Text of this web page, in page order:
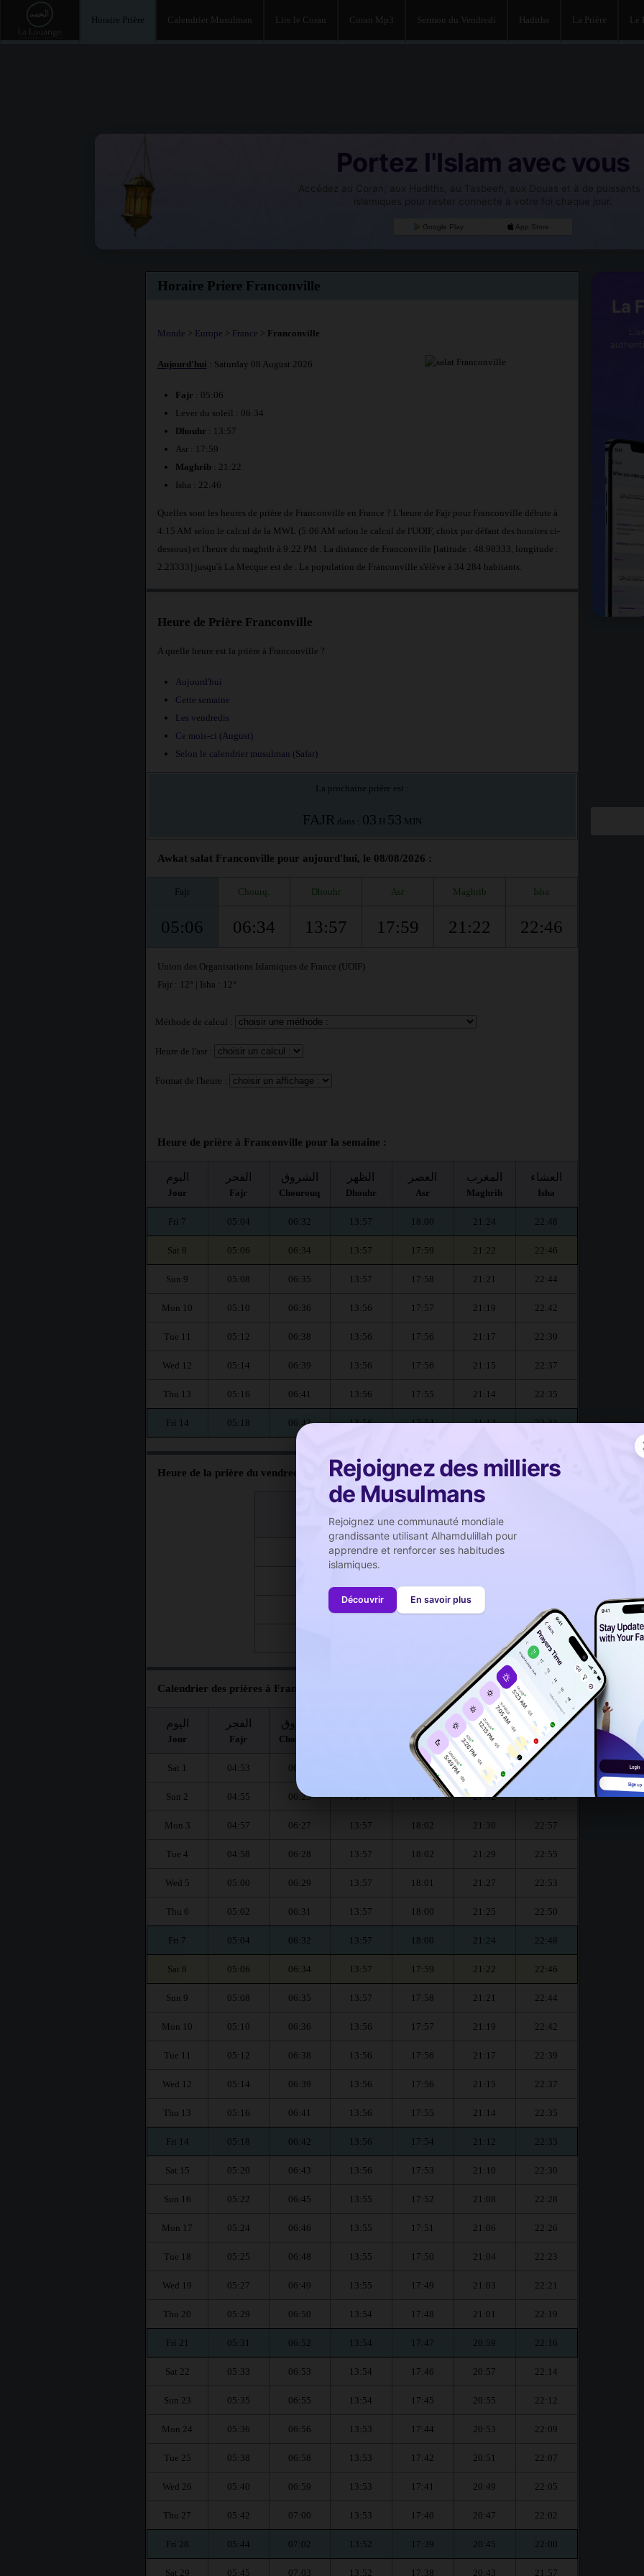
Horaire Prière Calendrier Musulman Lire le Coran Coran Mp3 Sermon du Vendredi Hadiths La Prière Le
Portez l'Islam avec vous
Accédez au Coran, aux Hadiths, au Tasbeeh, aux Douas et à de puissants
islamiques pour rester connecté à votre foi chaque jour.
Google Play App Store
Rejoignez des milliers
de Musulmans
Rejoignez une communauté mondiale
grandissante utilisant Alhamdulillah pour
apprendre et renforcer ses habitudes
islamiques.
Découvrir En savoir plus
Horaire Priere Franconville
Monde > Europe > France > Franconville
Aujourd'hui : Saturday 08 August 2026
Fajr : 05:06
Lever du soleil : 06:34
Dhouhr : 13:57
Asr : 17:59
Maghrib: 21:22
Isha : 22:46
Quelles sont les heures de prière de Franconville en France ? L'heure de Fajr pour Franconville débute à
4:15 AM selon le calcul de la MWL (5:06 AM selon le calcul de l'UOIF, choix par défaut des horaires ci-
dessous) et l'heure du maghrib à 9:22 PM . La distance de Franconville [latitude : 48.98333, longitude :
2.23333] jusqu'à La Mecque est de
. La population de Franconville s'élève à 34 284 habitants.
Heure de Prière Franconville
A quelle heure est la prière à Franconville ?
Aujourd'hui
Cette semaine
Les vendredis
Ce mois-ci (August)
Selon le calendrier musulman (Safar)
La prochaine prière est :
FAJR dans : 03 H 53 MIN
Awkat salat Franconville pour aujourd'hui, le 08/08/2026 :
Fajr Chourq. Dhouhr Asr Maghrib Isha
05:06 06:34 13:57 17:59 21:22 22:46
Union des Organisations Islamiques de France (UOIF)
Fajr : 12° | Isha : 12°
Méthode de calcul :
Heure de l'asr :
Format de l'heure :
Heure de prière à Franconville pour la semaine :
اليوم
Jour
الفجر
Fajr
الشروق
Chourouq
الظهر
Dhouhr
العصر
Asr
المغرب
Maghrib
العشاء
Isha
Fri 7 05:04 06:32 13:57 18:00 21:24 22:48
Sat 8 05:06 06:34 13:57 17:59 21:22 22:46
Sun 9 05:08 06:35 13:57 17:58 21:21 22:44
Mon 10 05:10 06:36 13:56 17:57 21:19 22:42
Tue 11 05:12 06:38 13:56 17:56 21:17 22:39
Wed 12 05:14 06:39 13:56 17:56 21:15 22:37
Thu 13 05:16 06:41 13:56 17:55 21:14 22:35
Fri 14 05:18 06:42 13:56 17:54 21:12 22:33
Heure de la prière du vendredi à Franconville :
Prière du vendredi
13:57
Calendrier des prières à Franconville pour le mois de August :
اليوم
Jour
الفجر
Fajr
الشروق
Chourouq
العصر
Asr
المغرب
Maghrib
العشاء
Isha
Sat 1 04:53 06:24 18:04 21:33
Sun 2 04:55 06:25 13:57 18:03 21:32 22:59
Mon 3 04:57 06:27 13:57 18:02 21:30 22:57
Tue 4 04:58 06:28 13:57 18:02 21:29 22:55
Wed 5 05:00 06:29 13:57 18:01 21:27 22:53
Thu 6 05:02 06:31 13:57 18:00 21:25 22:50
Fri 7 05:04 06:32 13:57 18:00 21:24 22:48
Sat 8 05:06 06:34 13:57 17:59 21:22 22:46
Sun 9 05:08 06:35 13:57 17:58 21:21 22:44
Mon 10 05:10 06:36 13:56 17:57 21:19 22:42
Tue 11 05:12 06:38 13:56 17:56 21:17 22:39
Wed 12 05:14 06:39 13:56 17:56 21:15 22:37
Thu 13 05:16 06:41 13:56 17:55 21:14 22:35
Fri 14 05:18 06:42 13:56 17:54 21:12 22:33
Sat 15 05:20 06:43 13:56 17:53 21:10 22:30
Sun 16 05:22 06:45 13:55 17:52 21:08 22:28
Mon 17 05:24 06:46 13:55 17:51 21:06 22:26
Tue 18 05:25 06:48 13:55 17:50 21:04 22:23
Wed 19 05:27 06:49 13:55 17:49 21:03 22:21
Thu 20 05:29 06:50 13:54 17:48 21:01 22:19
Fri 21 05:31 06:52 13:54 17:47 20:59 22:16
Sat 22 05:33 06:53 13:54 17:46 20:57 22:14
Sun 23 05:35 06:55 13:54 17:45 20:55 22:12
Mon 24 05:36 06:56 13:53 17:44 20:53 22:09
Tue 25 05:38 06:58 13:53 17:42 20:51 22:07
Wed 26 05:40 06:59 13:53 17:41 20:49 22:05
Thu 27 05:42 07:00 13:53 17:40 20:47 22:02
Fri 28 05:44 07:02 13:52 17:39 20:45 22:00
Sat 29 05:45 07:03 13:52 17:38 20:43 21:57
La